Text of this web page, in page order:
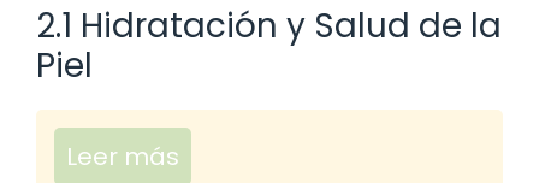
2.1 Hidratación y Salud de la
Piel
Leer más